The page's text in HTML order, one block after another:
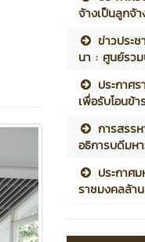
จ้างเป็นลูกจ้
ข่าวประ
นา : ศูนย์รวม
ประกาศ
เพื่อรับโอนข้า
การสรร
อธิการบดีมห
ประกาศ
ราชมงคลล้า